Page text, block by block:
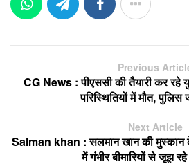
Previous
CG News : पीएससी की तैयारी कर रहे
परिस्थितियों में मौत, पुलिस
Next Article
Salman khan : सलमान खान की मुस्कान के
में गंभीर बीमारियों से जूझ